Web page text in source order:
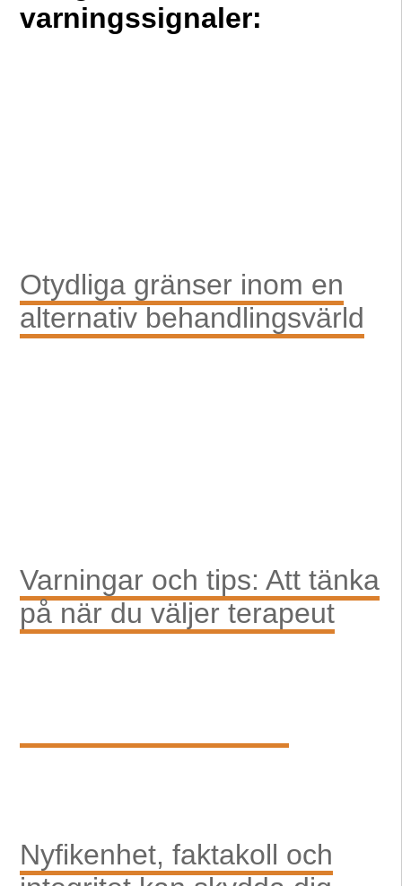
varningssignaler:
Otydliga gränser inom en
alternativ behandlingsvärld
Varningar och tips: Att tänka
på när du väljer terapeut
Nyfikenhet, faktakoll och